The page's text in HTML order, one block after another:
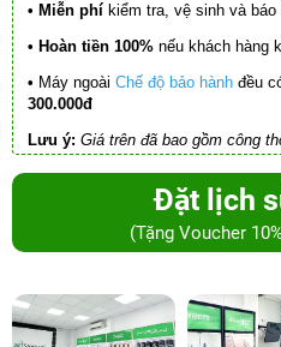
• Miễn phí kiểm tra, vệ sinh và báo
• Hoàn tiền 100% nếu khách hàng
• Máy ngoài Chế độ bảo hành đều
300.000đ
Lưu ý: Giá trên đã bao gồm công
Đặt lịch
(Tặng Voucher